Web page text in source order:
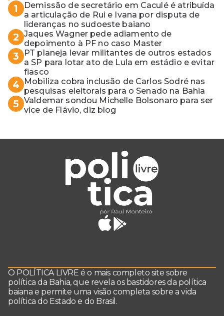
1
Demissão de secretário em Caculé é atribuída
a articulação de Rui e Ivana por disputa de
lideranças no sudoeste baiano
2 Jaques Wagner pede adiamento de
depoimento à PF no caso Master
3
PT planeja levar militantes de outros estados
a SP para lotar ato de Lula em estádio e evitar
fiasco
4
Mobiliza cobra inclusão de Carlos Sodré nas
pesquisas eleitorais para o Senado na Bahia
5 Valdemar sondou Michelle Bolsonaro para ser
vice de Flávio, diz blog
O POLÍTICA LIVRE é o mais completo site sobre
política da Bahia, que revela os bastidores da política
baiana e permite uma visão completa sobre a vida
política do Estado e do Brasil.